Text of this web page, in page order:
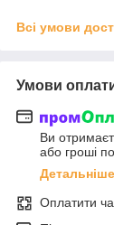
Всі умови
Умови
Ви
або гроші
Детальніше
Оплатити